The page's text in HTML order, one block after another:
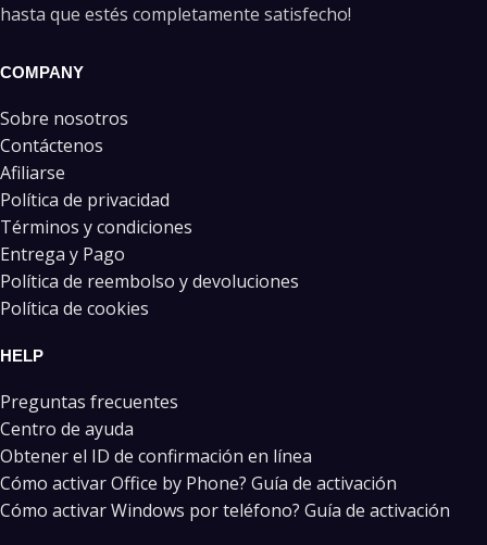
hasta que estés completamente satisfecho!
COMPANY
Sobre nosotros
Contáctenos
Afiliarse
Política de privacidad
Términos y condiciones
Entrega y Pago
Política de reembolso y devoluciones
Política de cookies
HELP
Preguntas frecuentes
Centro de ayuda
Obtener el ID de confirmación en línea
Cómo activar Office by Phone? Guía de activación
Cómo activar Windows por teléfono? Guía de activación